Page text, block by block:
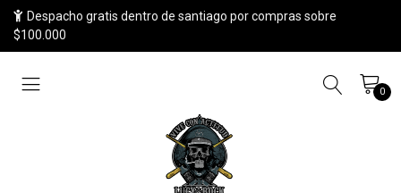
Despacho gratis dentro de santiago por compras sobre
$100.000
0